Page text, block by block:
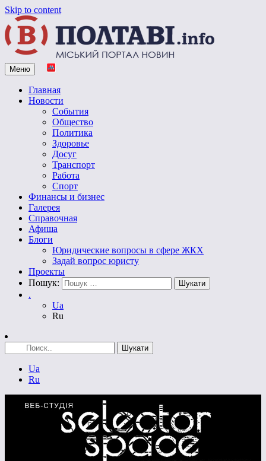
Skip to content
Vpoltave.info
Полтавский портал новостей
Меню
Главная
Новости
События
Общество
Политика
Здоровье
Досуг
Транспорт
Работа
Спорт
Финансы и бизнес
Галерея
Справочная
Афиша
Блоги
Юридические вопросы в сфере ЖКХ
Задай вопрос юристу
Проекты
Пошук:
.
Ua
Ru
Ua
Ru